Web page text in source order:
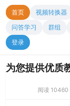
首页 视频转换器
问答学习
群组
登录
为您提供优质
阅读 10460